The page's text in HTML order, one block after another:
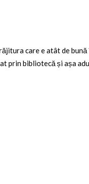
care e atât de
prin bibliotecă și așa